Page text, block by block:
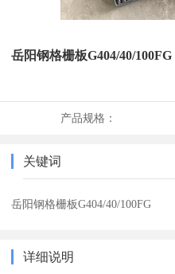
岳阳钢格栅板G404/40/100FG
产品规格：
关键词
岳阳钢格栅板G404/40/100FG
详细说明